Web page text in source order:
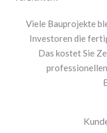
Viele Bauprojekte
Investoren die
Das kostet Sie